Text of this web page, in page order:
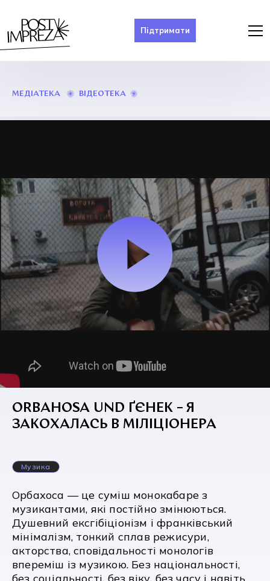
Підтримати
МЕДІАТЕКА ВІДЕОТЕКА
ORBAHOSA UND ҐЄНЕК – Я
ЗАКОХАЛАСЬ В МІЛІЦІОНЕРА
Музика
Орбахоса — це суміш монокабаре з
музикантами, які постійно змінюються.
Душевний ексгібіціонізм і франківський
мінімалізм, тонкий сплав режисури,
акторства, сповідальності монологів
впереміш із музикою. Без національності,